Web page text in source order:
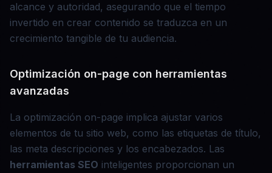
alcance y autoridad, asegurando que el tiempo
invertido en crear contenido se traduzca en un
crecimiento tangible de tu audiencia.
Optimización on-page con herramientas
avanzadas
La optimización on-page implica ajustar varios
elementos de tu sitio web, como las etiquetas de título,
las meta descripciones y los encabezados. Las
herramientas SEO inteligentes proporcionan un